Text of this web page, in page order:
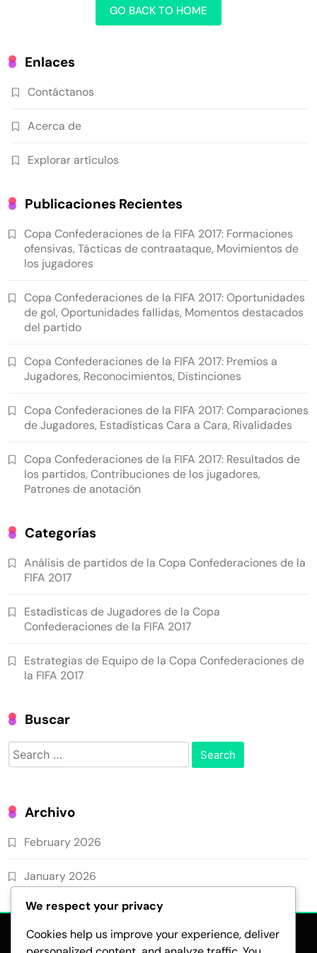
GO BACK TO HOME
Enlaces
Contáctanos
Acerca de
Explorar artículos
Publicaciones Recientes
Copa Confederaciones de la FIFA 2017: Formaciones
ofensivas, Tácticas de contraataque, Movimientos de
los jugadores
Copa Confederaciones de la FIFA 2017: Oportunidades
de gol, Oportunidades fallidas, Momentos destacados
del partido
Copa Confederaciones de la FIFA 2017: Premios a
Jugadores, Reconocimientos, Distinciones
Copa Confederaciones de la FIFA 2017: Comparaciones
de Jugadores, Estadísticas Cara a Cara, Rivalidades
Copa Confederaciones de la FIFA 2017: Resultados de
los partidos, Contribuciones de los jugadores,
Patrones de anotación
Categorías
Análisis de partidos de la Copa Confederaciones de la
FIFA 2017
Estadísticas de Jugadores de la Copa
Confederaciones de la FIFA 2017
Estrategias de Equipo de la Copa Confederaciones de
la FIFA 2017
Buscar
Search
for:
Archivo
February 2026
January 2026
We respect your privacy
Cookies help us improve your experience, deliver